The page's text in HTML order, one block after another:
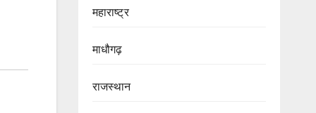
महाराष्ट्र
माधौगढ़
राजस्थान